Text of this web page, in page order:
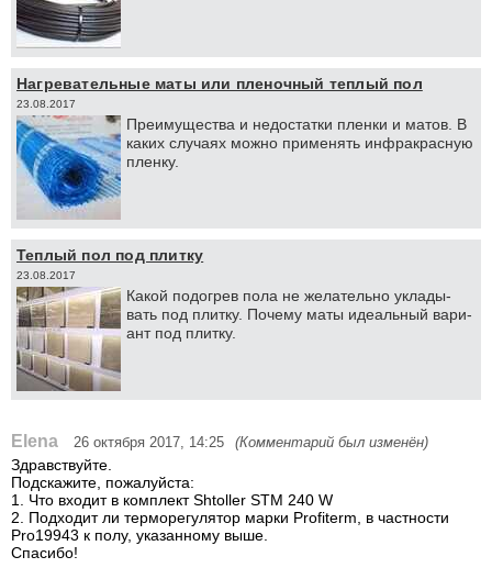
Нагревательные маты или пленочный теплый пол
23.08.2017
Пре­иму­ще­ства и недо­стат­ки плен­ки и ма­тов. В
ка­ких слу­ча­ях мож­но при­ме­нять ин­фра­крас­ную
плен­ку.
Теплый пол под плитку
23.08.2017
Ка­кой по­до­грев по­ла не же­ла­тель­но укла­ды­
вать под плит­ку. По­че­му ма­ты иде­аль­ный ва­ри­
ант под плит­ку.
Elena 26 октября 2017, 14:25 (Комментарий был изменён)
Здравствуйте.
Подскажите, пожалуйста:
1. Что входит в комплект Shtoller STM 240 W
2. Подходит ли терморегулятор марки Profiterm, в частности
Pro19943 к полу, указанному выше.
Спасибо!